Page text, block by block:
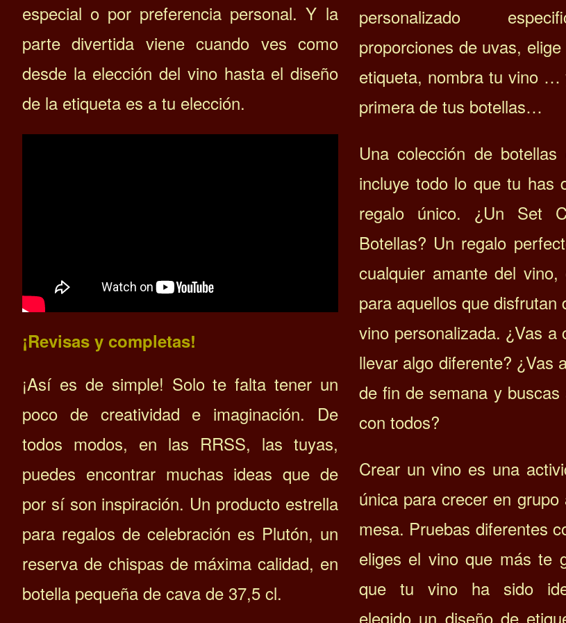
especial o por preferencia personal. Y la
parte divertida viene cuando ves como
desde la elección del vino hasta el diseño
de la etiqueta es a tu elección.
¡Revisas y completas!
¡Así es de simple! Solo te falta tener un
poco de creatividad e imaginación. De
todos modos, en las RRSS, las tuyas,
puedes encontrar muchas ideas que de
por sí son inspiración. Un producto estrella
para regalos de celebración es Plutón, un
reserva de chispas de máxima calidad, en
botella pequeña de cava de 37,5 cl.
personalizado
proporciones de uvas,
etiqueta, nombra tu vino …
primera de tus botellas…
Una colección de
incluye todo lo que tu has
regalo único. ¿Un Set
Botellas? Un regalo
cualquier amante del vino,
para aquellos que disfrutan
vino personalizada. ¿Vas a
llevar algo diferente? ¿Vas
de fin de semana y
con todos?
Crear un vino es una
única para crecer en
mesa. Pruebas diferentes
eliges el vino que más te
que tu vino ha sido
elegido un diseño de